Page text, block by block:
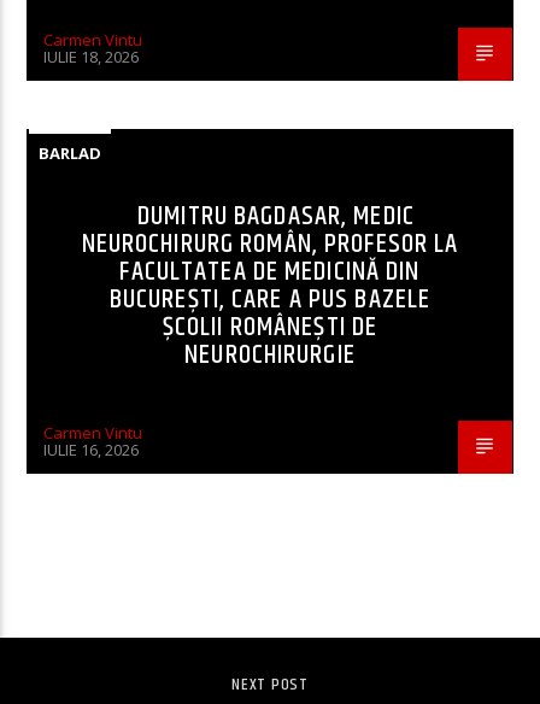
Carmen Vintu
IULIE 18, 2026
BARLAD
DUMITRU BAGDASAR, MEDIC
NEUROCHIRURG ROMÂN, PROFESOR LA
FACULTATEA DE MEDICINĂ DIN
BUCUREȘTI, CARE A PUS BAZELE
ȘCOLII ROMÂNEȘTI DE
NEUROCHIRURGIE
Carmen Vintu
IULIE 16, 2026
NEXT POST